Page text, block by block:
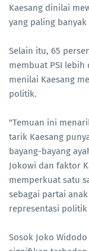
Kaesang dinilai
yang paling
Selain itu, 65
membuat PSI lebih
menilai Kaesang
politik.
"Temuan ini
tarik Kaesang
bayang-bayang
Jokowi dan faktor
memperkuat satu
sebagai partai
representasi politik
Sosok Joko